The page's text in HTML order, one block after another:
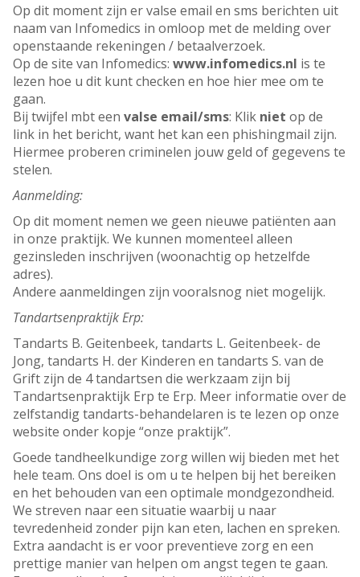
Op dit moment zijn er valse email en sms berichten uit
naam van Infomedics in omloop met de melding over
openstaande rekeningen / betaalverzoek.
Op de site van Infomedics: www.infomedics.nl is te
lezen hoe u dit kunt checken en hoe hier mee om te
gaan.
Bij twijfel mbt een valse email/sms: Klik niet op de
link in het bericht, want het kan een phishingmail zijn.
Hiermee proberen criminelen jouw geld of gegevens te
stelen.
Aanmelding:
Op dit moment nemen we geen nieuwe patiënten aan
in onze praktijk. We kunnen momenteel alleen
gezinsleden inschrijven (woonachtig op hetzelfde
adres).
Andere aanmeldingen zijn vooralsnog niet mogelijk.
Tandartsenpraktijk Erp:
Tandarts B. Geitenbeek, tandarts L. Geitenbeek- de
Jong, tandarts H. der Kinderen en tandarts S. van de
Grift zijn de 4 tandartsen die werkzaam zijn bij
Tandartsenpraktijk Erp te Erp. Meer informatie over de
zelfstandig tandarts-behandelaren is te lezen op onze
website onder kopje “onze praktijk”.
Goede tandheelkundige zorg willen wij bieden met het
hele team. Ons doel is om u te helpen bij het bereiken
en het behouden van een optimale mondgezondheid.
We streven naar een situatie waarbij u naar
tevredenheid zonder pijn kan eten, lachen en spreken.
Extra aandacht is er voor preventieve zorg en een
prettige manier van helpen om angst tegen te gaan.